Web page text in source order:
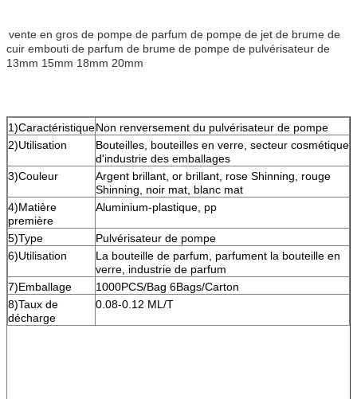
vente en gros de pompe de parfum de pompe de jet de brume de
cuir embouti de parfum de brume de pompe de pulvérisateur de
13mm 15mm 18mm 20mm
1)CaractéristiqueNon renversement du pulvérisateur de pompe
2)Utilisation
Bouteilles, bouteilles en verre, secteur cosmétique
d'industrie des emballages
3)Couleur
Argent brillant, or brillant, rose Shinning, rouge
Shinning, noir mat, blanc mat
4)Matière
première
Aluminium-plastique, pp
5)Type
Pulvérisateur de pompe
6)Utilisation
La bouteille de parfum, parfument la bouteille en
verre, industrie de parfum
7)Emballage
1000PCS/Bag 6Bags/Carton
8)Taux de
décharge
0.08-0.12 ML/T